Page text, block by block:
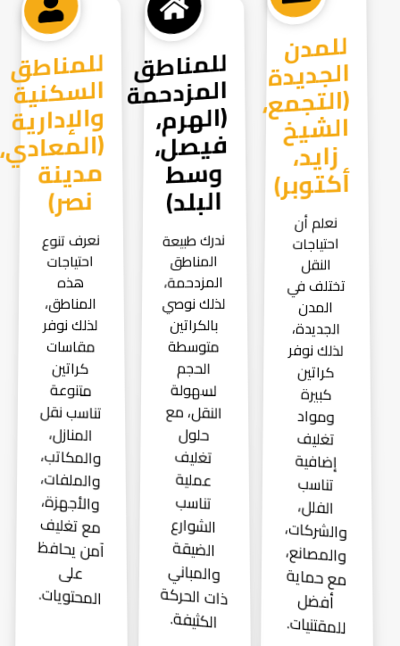
للمدن
الجديدة
(التجمع،
الشيخ
زايد،
أكتوبر)
نعلم أن
احتياجات
النقل
تختلف في
المدن
الجديدة،
لذلك نوفر
كراتين
كبيرة
ومواد
تغليف
إضافية
تناسب
الفلل،
والشركات،
والمصانع،
مع حماية
أفضل
للمقتنيات.
للمناطق
المزدحمة
(الهرم،
فيصل،
وسط
البلد)
ندرك طبيعة
المناطق
المزدحمة،
لذلك نوصي
بالكراتين
متوسطة
الحجم
لسهولة
النقل، مع
حلول
تغليف
عملية
تناسب
الشوارع
الضيقة
والمباني
ذات الحركة
الكثيفة.
للمناطق
السكنية
والإدارية
(المعادي،
مدينة
نصر)
نعرف تنوع
احتياجات
هذه
المناطق،
لذلك نوفر
مقاسات
كراتين
متنوعة
تناسب نقل
المنازل،
والمكاتب،
والملفات،
والأجهزة،
مع تغليف
آمن يحافظ
على
المحتويات.